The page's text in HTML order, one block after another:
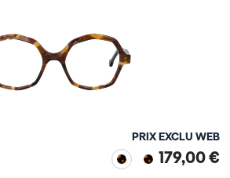
PRIX EXCLU WEB
179,00 €